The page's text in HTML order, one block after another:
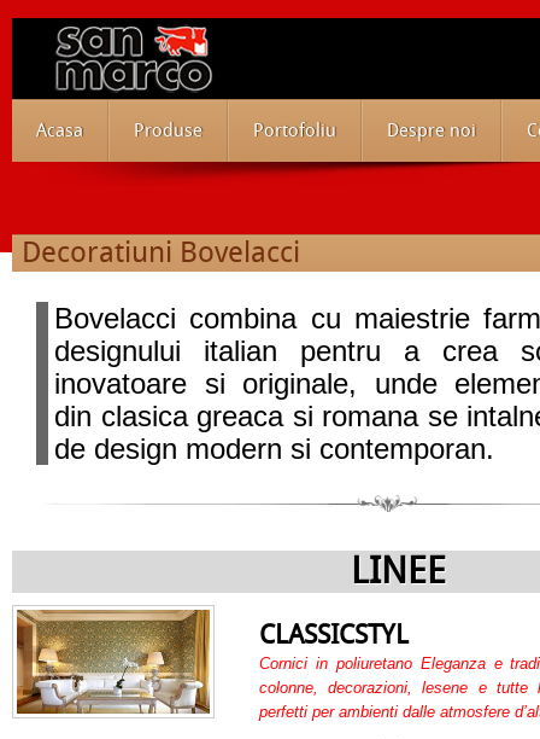
Acasa Produse Portofoliu Despre noi
Decoratiuni Bovelacci
Bovelacci combina cu maiestrie
designului italian pentru a crea
inovatoare si originale, unde
din clasica greaca si romana se
de design modern si contemporan.
LINEE
CLASSICSTYL
Cornici in poliuretano Eleganza e
colonne, decorazioni, lesene e tutte
perfetti per ambienti dalle atmosfere